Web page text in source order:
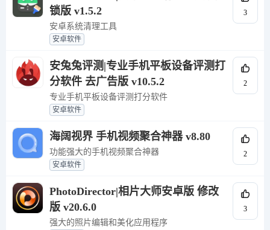
锁版 v1.5.2
安卓系统清理工具
安卓软件
3
安兔兔评测|专业手机平板设备评测打
分软件 去广告版 v10.5.2
专业手机平板设备评测打分软件
安卓软件
2
海阔视界 手机视频聚合神器 v8.80
功能强大的手机视频聚合神器
安卓软件
2
PhotoDirector|相片大师安卓版 修改
版 v20.6.0
强大的照片编辑和美化应用程序
3